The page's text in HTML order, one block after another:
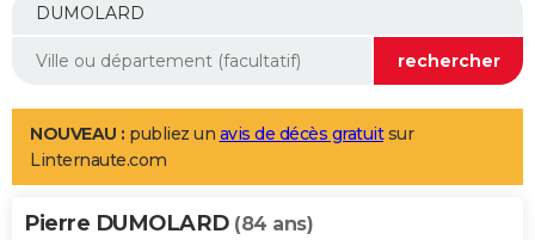
Mobiles
Meilleur smartphone
Internet
Ordinateurs
Jeux vidéo
Guide high-tech
Aménagement intérieur
LIFESTYLE
Art de vivre
Bien-être
Loisirs
Mode
Modes de vie
Alimentation
Guide de la santé
Maladies
Médicaments
Sommeil
VOYAGE
NOUVEAU : publiez un avis de décès gratuitsur
Linternaute.com
Pierre DUMOLARD (84 ans)